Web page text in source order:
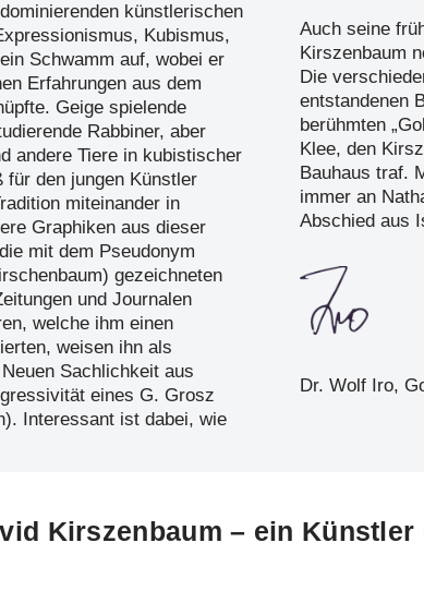
künstlerischen
Kubismus,
Schwamm auf, wobei er
Erfahrungen aus dem
Geige spielende
Rabbiner, aber
andere Tiere in kubistischer
für den jungen Künstler
miteinander in
Graphiken aus dieser
mit dem Pseudonym
gezeichneten
und Journalen
welche ihm einen
weisen ihn als
Sachlichkeit aus
eines G. Grosz
Interessant ist dabei, wie
Auch seine
Kirszenbaum
Die
entstandenen
berühmten
Klee, den
Bauhaus traf.
immer an
Abschied aus
Dr. Wolf Iro,
Kirszenbaum – ein Künstler